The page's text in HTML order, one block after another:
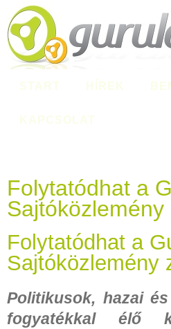
START HÍREK
KAPCSOLAT
Folytatódhat a
Folytatódhat a
Sajtóközlemény
Politikusok, hazai
fogyatékkal élő